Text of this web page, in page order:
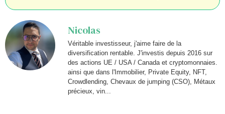
Nicolas
Véritable investisseur, j'aime faire de la
diversification rentable. J'investis depuis 2016 sur
des actions UE / USA / Canada et cryptomonnaies.
ainsi que dans l'Immobilier, Private Equity, NFT,
Crowdlending, Chevaux de jumping (CSO), Métaux
précieux, vin...